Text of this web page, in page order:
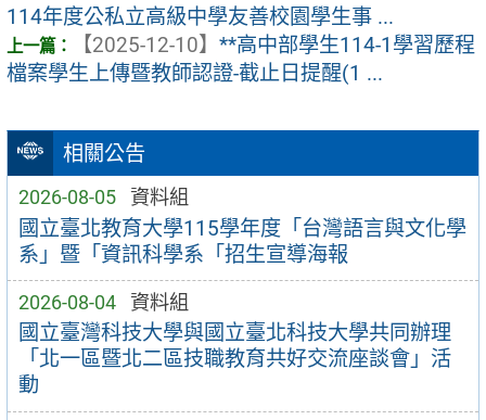
相關公告
2026-08-05 資料組
國立臺北教育大學115學年度「台灣語言與文化學
系」暨「資訊科學系「招生宣導海報
2026-08-04 資料組
國立臺灣科技大學與國立臺北科技大學共同辦理
「北一區暨北二區技職教育共好交流座談會」活
動
114年度公私立高級中學友善校園學生事 ...
【2025-12-10】 **高中部學生114-1學習歷程
檔案學生上傳暨教師認證-截止日提醒(1 ...